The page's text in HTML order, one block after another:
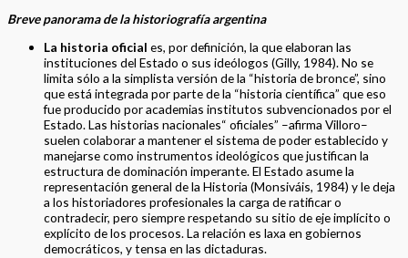
Breve panorama de la historiografía argentina
La historia oficial es, por definición, la que elaboran las
instituciones del Estado o sus ideólogos (Gilly, 1984). No se
limita sólo a la simplista versión de la “historia de bronce”, sino
que está integrada por parte de la “historia científica” que eso
fue producido por academias institutos subvencionados por el
Estado. Las historias nacionales“ oficiales” –afirma Villoro–
suelen colaborar a mantener el sistema de poder establecido y
manejarse como instrumentos ideológicos que justifican la
estructura de dominación imperante. El Estado asume la
representación general de la Historia (Monsiváis, 1984) y le deja
a los historiadores profesionales la carga de ratificar o
contradecir, pero siempre respetando su sitio de eje implícito o
explícito de los procesos. La relación es laxa en gobiernos
democráticos, y tensa en las dictaduras.